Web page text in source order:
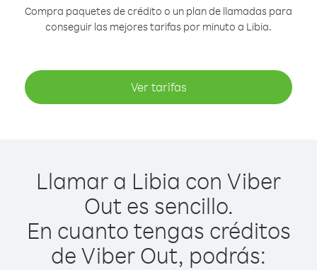
Compra paquetes de crédito o un plan de llamadas para
conseguir las mejores tarifas por minuto a Libia.
Ver tarifas
Llamar a Libia con Viber
Out es sencillo.
En cuanto tengas créditos
de Viber Out, podrás: